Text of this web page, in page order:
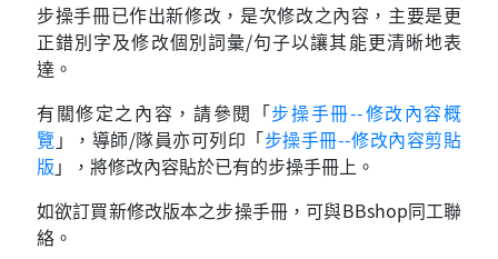
步操手冊已作出新修改，是次修改之內容，主要是更
正錯別字及修改個別詞彙/句子以讓其能更清晰地表
達。
有關修定之內容，請參閱「步操手冊--修改內容概
覽 」，導師/隊員亦可列印「步操手冊--修改內容剪貼
版 」，將修改內容貼於已有的步操手冊上。
如欲訂買新修改版本之步操手冊，可與BBshop同工聯
絡。